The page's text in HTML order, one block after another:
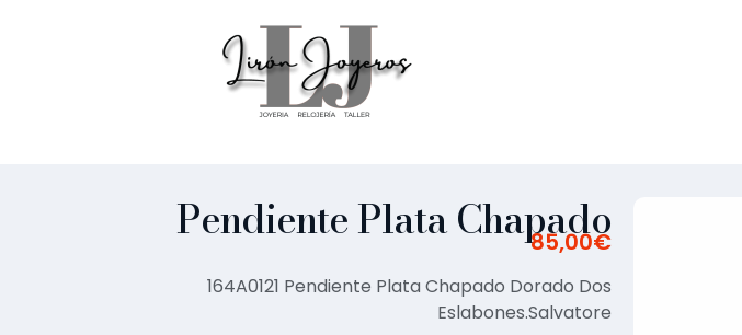
Pendiente Plata Chapado
85,00€
164A0121 Pendiente Plata Chapado Dorado Dos
Eslabones.Salvatore